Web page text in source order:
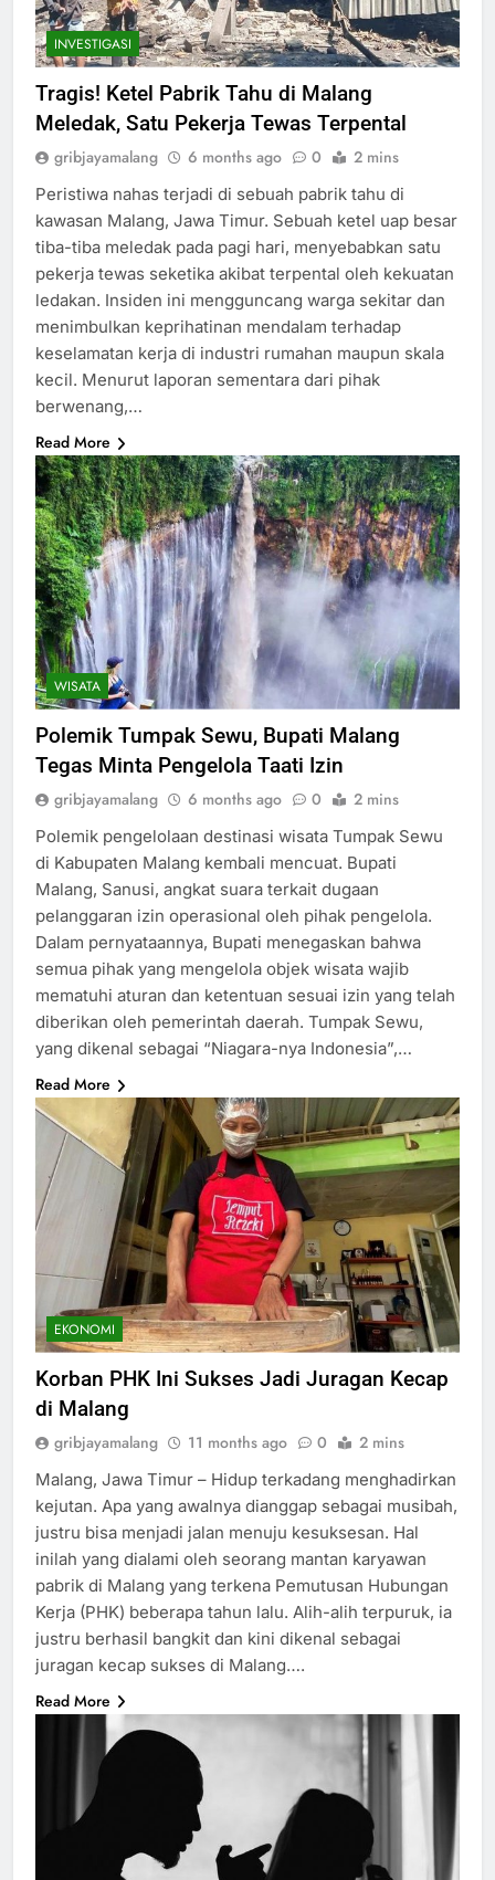
INVESTIGASI
Tragis! Ketel Pabrik Tahu di Malang
Meledak, Satu Pekerja Tewas Terpental
gribjayamalang 6 months ago 0 2 mins
Peristiwa nahas terjadi di sebuah pabrik tahu di
kawasan Malang, Jawa Timur. Sebuah ketel uap besar
tiba-tiba meledak pada pagi hari, menyebabkan satu
pekerja tewas seketika akibat terpental oleh kekuatan
ledakan. Insiden ini mengguncang warga sekitar dan
menimbulkan keprihatinan mendalam terhadap
keselamatan kerja di industri rumahan maupun skala
kecil. Menurut laporan sementara dari pihak
berwenang,…
Read More
WISATA
Polemik Tumpak Sewu, Bupati Malang
Tegas Minta Pengelola Taati Izin
gribjayamalang 6 months ago 0 2 mins
Polemik pengelolaan destinasi wisata Tumpak Sewu
di Kabupaten Malang kembali mencuat. Bupati
Malang, Sanusi, angkat suara terkait dugaan
pelanggaran izin operasional oleh pihak pengelola.
Dalam pernyataannya, Bupati menegaskan bahwa
semua pihak yang mengelola objek wisata wajib
mematuhi aturan dan ketentuan sesuai izin yang telah
diberikan oleh pemerintah daerah. Tumpak Sewu,
yang dikenal sebagai “Niagara-nya Indonesia”,…
Read More
EKONOMI
Korban PHK Ini Sukses Jadi Juragan Kecap
di Malang
gribjayamalang 11 months ago 0 2 mins
Malang, Jawa Timur – Hidup terkadang menghadirkan
kejutan. Apa yang awalnya dianggap sebagai musibah,
justru bisa menjadi jalan menuju kesuksesan. Hal
inilah yang dialami oleh seorang mantan karyawan
pabrik di Malang yang terkena Pemutusan Hubungan
Kerja (PHK) beberapa tahun lalu. Alih-alih terpuruk, ia
justru berhasil bangkit dan kini dikenal sebagai
juragan kecap sukses di Malang….
Read More